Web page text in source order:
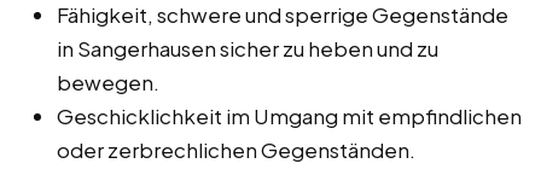
Fähigkeit, schwere und sperrige Gegenstände
in Sangerhausen sicher zu heben und zu
bewegen.
Geschicklichkeit im Umgang mit empfindlichen
oder zerbrechlichen Gegenständen.